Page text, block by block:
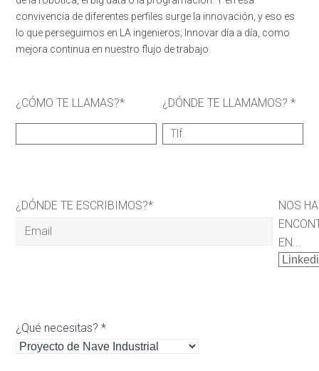
convivencia de diferentes perfiles surge la innovación, y eso es
lo que perseguimos en LA ingenieros; Innovar día a día, como
mejora continua en nuestro flujo de trabajo.
¿CÓMO TE LLAMAS?* ¿DÓNDE TE LLAMAMOS? *
¿DÓNDE TE ESCRIBIMOS?*
NOS
EN...
¿Qué necesitas? *